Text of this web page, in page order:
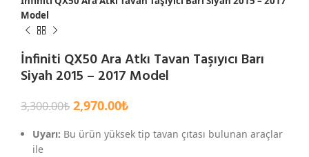
Model
İnfiniti QX50 Ara Atkı Tavan Taşıyıcı Barı
Siyah 2015 – 2017 Model
3,300.00₺ 2,970.00₺
Uyarı: Bu ürün yüksek tip tavan çıtası bulunan araçlar
ile